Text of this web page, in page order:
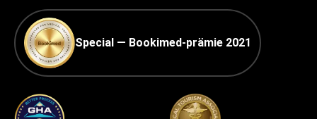
Special — Bookimed-prämie 2021